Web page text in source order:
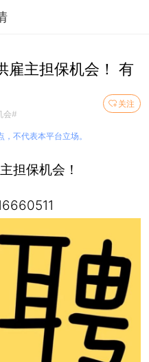
雇主担保机会！ 有
关注
会#
不代表本平台立场。
担保机会！